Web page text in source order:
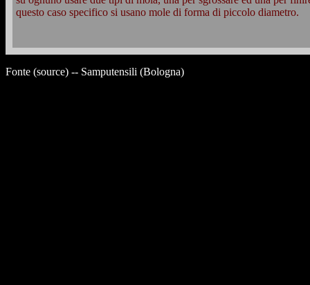
questo caso specifico si usano mole di forma di piccolo diametro.
Fonte (source) -- Samputensili (Bologna)